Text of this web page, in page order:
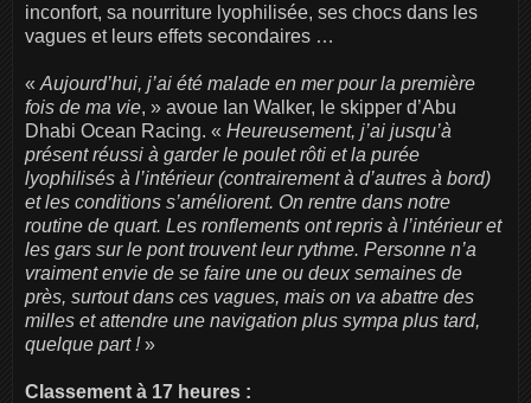
inconfort, sa nourriture lyophilisée, ses chocs dans les
vagues et leurs effets secondaires …
« Aujourd’hui, j’ai été malade en mer pour la première
fois de ma vie, » avoue Ian Walker, le skipper d’Abu
Dhabi Ocean Racing. « Heureusement, j’ai jusqu’à
présent réussi à garder le poulet rôti et la purée
lyophilisés à l’intérieur (contrairement à d’autres à bord)
et les conditions s’améliorent. On rentre dans notre
routine de quart. Les ronflements ont repris à l’intérieur et
les gars sur le pont trouvent leur rythme. Personne n’a
vraiment envie de se faire une ou deux semaines de
près, surtout dans ces vagues, mais on va abattre des
milles et attendre une navigation plus sympa plus tard,
quelque part !»
Classement à 17 heures :